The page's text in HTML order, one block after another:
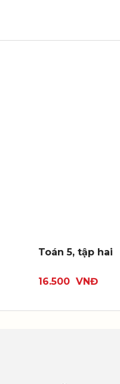
Toán 5, tập hai
16.500 VNĐ